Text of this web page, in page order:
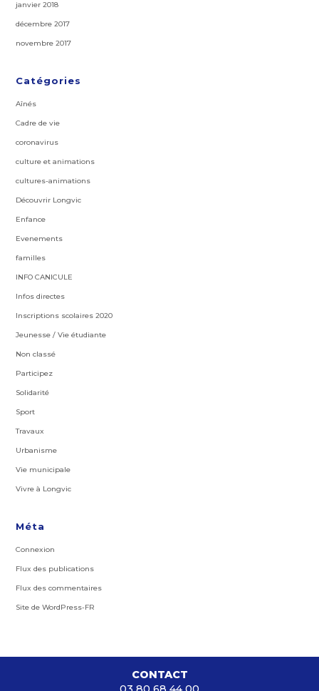
janvier 2018
décembre 2017
novembre 2017
Catégories
Aînés
Cadre de vie
coronavirus
culture et animations
cultures-animations
Découvrir Longvic
Enfance
Evenements
familles
INFO CANICULE
Infos directes
Inscriptions scolaires 2020
Jeunesse / Vie étudiante
Non classé
Participez
Solidarité
Sport
Travaux
Urbanisme
Vie municipale
Vivre à Longvic
Méta
Connexion
Flux des publications
Flux des commentaires
Site de WordPress-FR
CONTACT